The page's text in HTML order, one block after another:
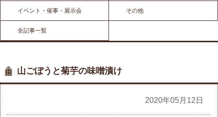
イベント・催事・展示会 その他
全記事一覧
山ごぼうと菊芋の味噌漬け
2020年05月12日